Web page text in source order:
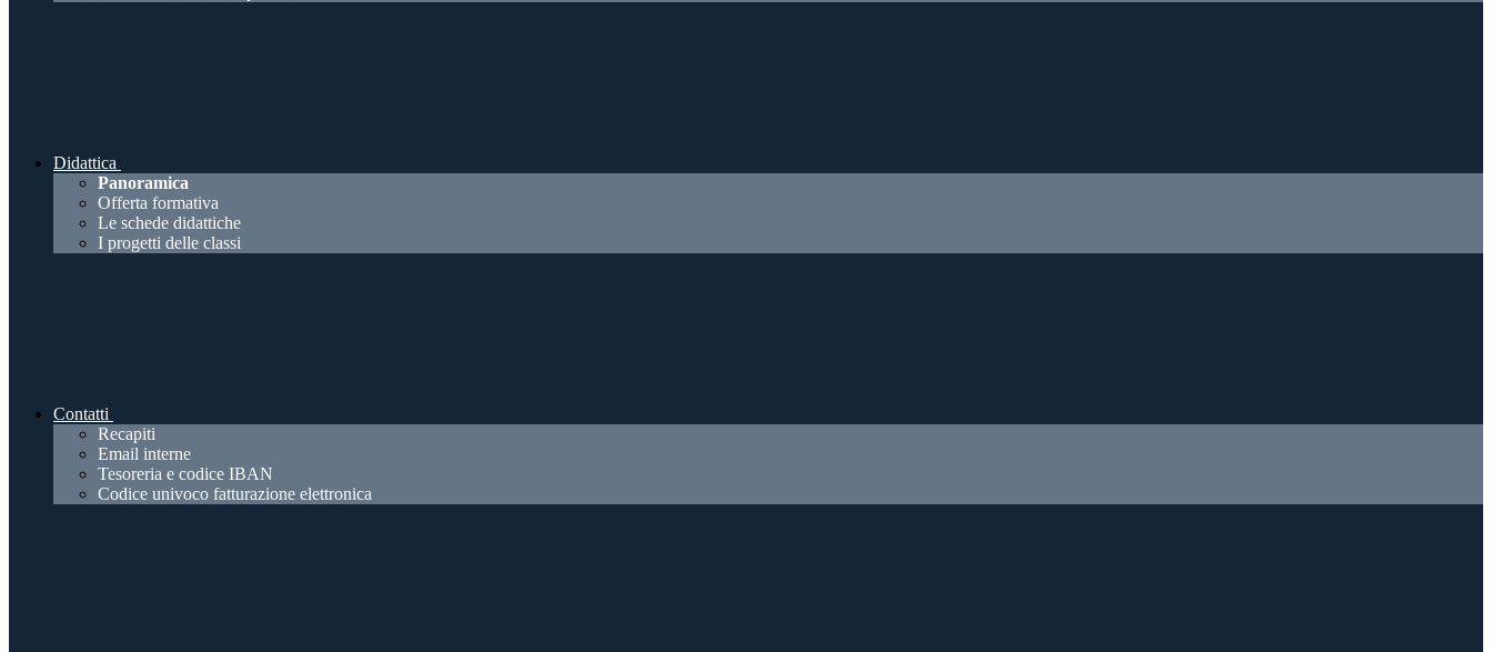
Didattica
Panoramica
Offerta formativa
Le schede didattiche
I progetti delle classi
Contatti
Recapiti
Email interne
Tesoreria e codice IBAN
Codice univoco fatturazione elettronica